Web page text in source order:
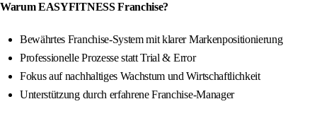
Warum EASYFITNESS Franchise?
Bewährtes Franchise-System mit klarer Markenpositionierung
Professionelle Prozesse statt Trial & Error
Fokus auf nachhaltiges Wachstum und Wirtschaftlichkeit
Unterstützung durch erfahrene Franchise-Manager